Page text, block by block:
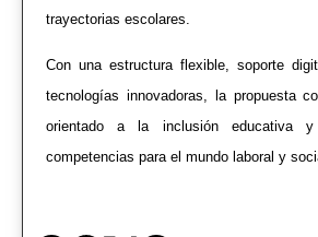
trayectorias escolares.
Con una estructura flexible, soporte
tecnologías innovadoras, la propuesta
orientado a la inclusión educativa
competencias para el mundo laboral y